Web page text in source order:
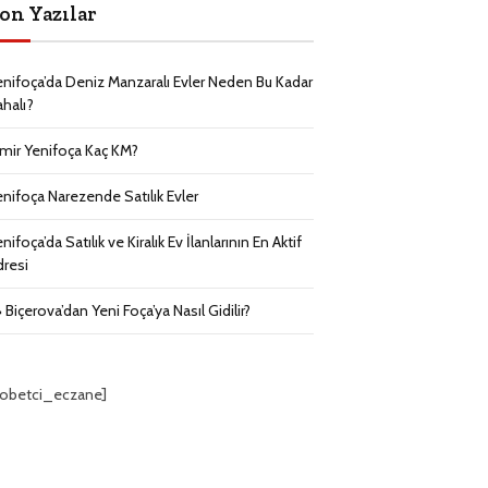
Yazılar
Deniz Manzaralı Evler Neden Bu Kadar
Yenifoça Kaç KM?
Narezende Satılık Evler
Satılık ve Kiralık Ev İlanlarının En Aktif
Biçerova’dan Yeni Foça’ya Nasıl Gidilir?